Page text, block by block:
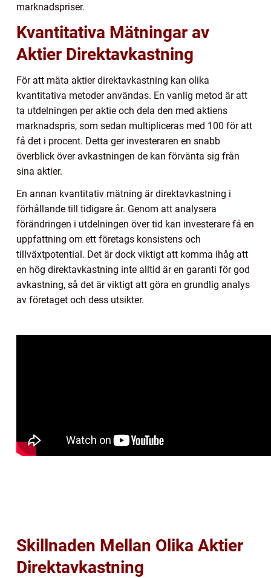
marknadspriser.
Kvantitativa Mätningar av
Aktier Direktavkastning
För att mäta aktier direktavkastning kan olika
kvantitativa metoder användas. En vanlig metod är att
ta utdelningen per aktie och dela den med aktiens
marknadspris, som sedan multipliceras med 100 för att
få det i procent. Detta ger investeraren en snabb
överblick över avkastningen de kan förvänta sig från
sina aktier.
En annan kvantitativ mätning är direktavkastning i
förhållande till tidigare år. Genom att analysera
förändringen i utdelningen över tid kan investerare få en
uppfattning om ett företags konsistens och
tillväxtpotential. Det är dock viktigt att komma ihåg att
en hög direktavkastning inte alltid är en garanti för god
avkastning, så det är viktigt att göra en grundlig analys
av företaget och dess utsikter.
Skillnaden Mellan Olika Aktier
Direktavkastning